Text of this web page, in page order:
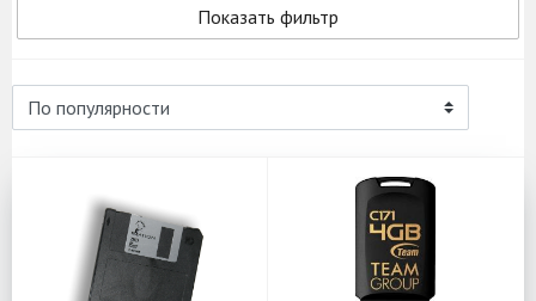
Показать фильтр